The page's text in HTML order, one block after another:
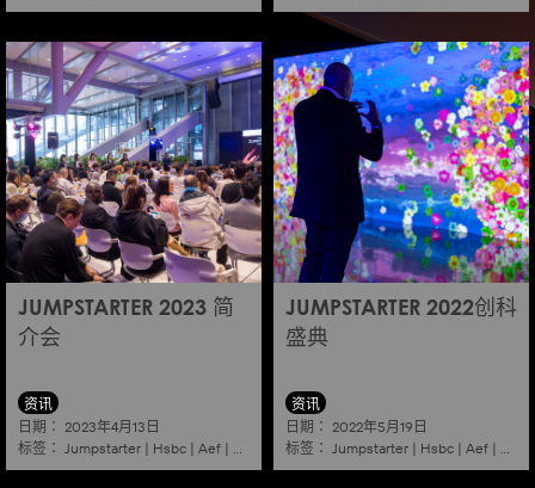
JUMPSTARTER 2023 简
介会
资讯
日期： 2023年4月13日
标签： Jumpstarter | Hsbc | Aef | Alibaba |2023 |Information session |
JUMPSTARTER 2022创科
盛典
资讯
日期： 2022年5月19日
标签： Jumpstarter | Hsbc | Aef |